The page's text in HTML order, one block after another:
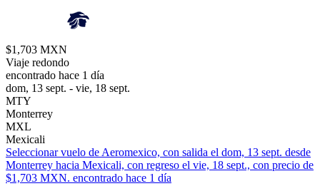
$1,703 MXN
Viaje redondo
encontrado hace 1 día
dom, 13 sept. - vie, 18 sept.
MTY
Monterrey
MXL
Mexicali
Seleccionar vuelo de Aeromexico, con salida el dom, 13 sept. desde
Monterrey hacia Mexicali, con regreso el vie, 18 sept., con precio de
$1,703 MXN. encontrado hace 1 día